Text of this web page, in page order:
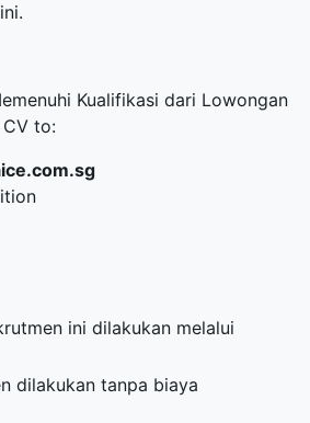
Kualifikasi dari Lowongan
CV to:
ini dilakukan melalui
dilakukan tanpa biaya